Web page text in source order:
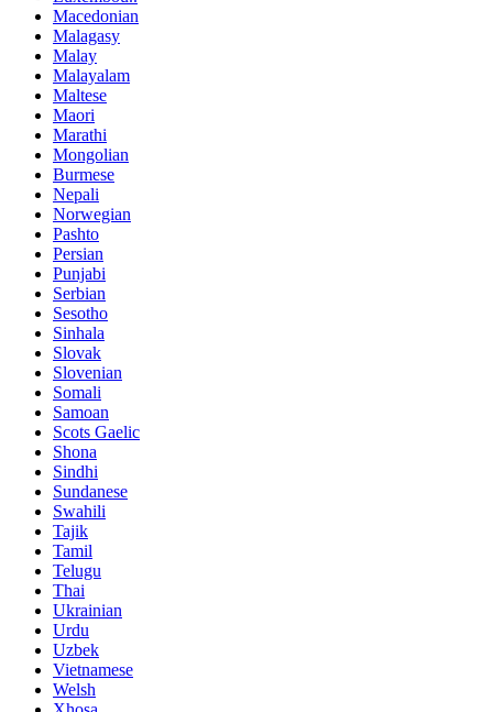
Macedonian
Malagasy
Malay
Malayalam
Maltese
Maori
Marathi
Mongolian
Burmese
Nepali
Norwegian
Pashto
Persian
Punjabi
Serbian
Sesotho
Sinhala
Slovak
Slovenian
Somali
Samoan
Scots Gaelic
Shona
Sindhi
Sundanese
Swahili
Tajik
Tamil
Telugu
Thai
Ukrainian
Urdu
Uzbek
Vietnamese
Welsh